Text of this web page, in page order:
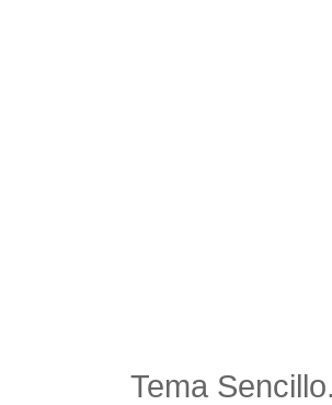
Tema